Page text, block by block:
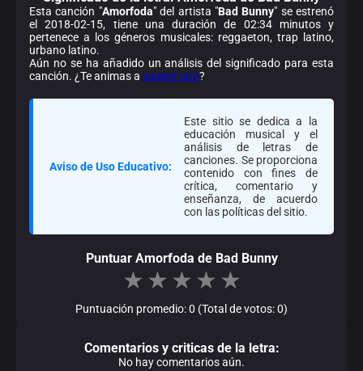
Esta canción "Amorfoda" del artista "Bad Bunny" se estrenó
el 2018-02-15, tiene una duración de 02:34 minutos y
pertenece a los géneros musicales: reggaeton, trap latino,
urbano latino.
Aún no se ha añadido un análisis del significado para esta
canción. ¿Te animas a sugerir uno?
Aviso de Uso Educativo:
Este sitio se dedica a la
educación musical y el
análisis de letras de
canciones. Se proporciona
contenido con fines de
crítica, comentario y
enseñanza, de acuerdo
con las políticas del sitio.
Puntuar Amorfoda de Bad Bunny
★ ★ ★ ★ ★
Puntuación promedio: 0 (Total de votos: 0)
Comentarios y criticas de la letra:
No hay comentarios aún.